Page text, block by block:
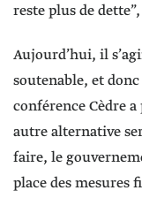
reste plus de
Aujourd’hui, il
soutenable, et
conférence Cèdre
autre alternative
faire, le
place des mesures